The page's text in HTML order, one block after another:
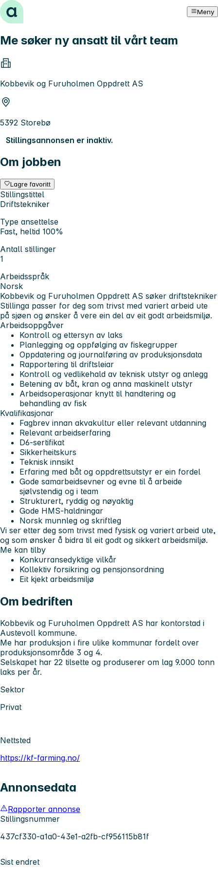
Hopp til innhold Meny
Me søker ny ansatt til vårt team
Kobbevik og Furuholmen Oppdrett AS
5392 Storebø
Stillingsannonsen er inaktiv.
Om jobben
Lagre favoritt
Stillingstittel
Driftstekniker
Type ansettelse
Fast, heltid 100%
Antall stillinger
1
Arbeidsspråk
Norsk
Kobbevik og Furuholmen Oppdrett AS søker driftstekniker
Stillinga passer for deg som trivst med variert arbeid ute
på sjøen og ønsker å vere ein del av eit godt arbeidsmiljø.
Arbeidsoppgåver
Kontroll og ettersyn av laks
Planlegging og oppfølging av fiskegrupper
Oppdatering og journalføring av produksjonsdata
Rapportering til driftsleiar
Kontroll og vedlikehald av teknisk utstyr og anlegg
Betening av båt, kran og anna maskinelt utstyr
Arbeidsoperasjonar knytt til handtering og
behandling av fisk
Kvalifikasjonar
Fagbrev innan akvakultur eller relevant utdanning
Relevant arbeidserfaring
D6-sertifikat
Sikkerheitskurs
Teknisk innsikt
Erfaring med båt og oppdrettsutstyr er ein fordel
Gode samarbeidsevner og evne til å arbeide
sjølvstendig og i team
Strukturert, ryddig og nøyaktig
Gode HMS-haldningar
Norsk munnleg og skriftleg
Vi ser etter deg som trivst med fysisk og variert arbeid ute,
og som ønsker å bidra til eit godt og sikkert arbeidsmiljø.
Me kan tilby
Konkurransedyktige vilkår
Kollektiv forsikring og pensjonsordning
Eit kjekt arbeidsmiljø
Om bedriften
Kobbevik og Furuholmen Oppdrett AS har kontorstad i
Austevoll kommune.
Me har produksjon i fire ulike kommunar fordelt over
produksjonsområde 3 og 4.
Selskapet har 22 tilsette og produserer om lag 9.000 tonn
laks per år.
Sektor
Privat
Nettsted
https://kf-farming.no/
Annonsedata
Rapporter annonse
Stillingsnummer
437cf330-a1a0-43e1-a2fb-cf956115b81f
Sist endret